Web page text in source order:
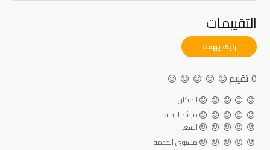
التقييمات
رايك يهمنا
0 تقييم
المكان
مرشد الرحلة
السعر
مستوى الخدمة